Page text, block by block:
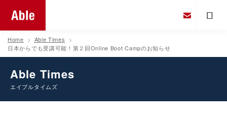
Home
Able Times
日本からでも受講可能！第２回Online Boot Campのお知らせ
Able Times
エイブルタイムズ